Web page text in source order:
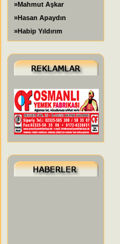
»Mahmut Aşkar
»Hasan Apaydın
»Habip Yıldırım